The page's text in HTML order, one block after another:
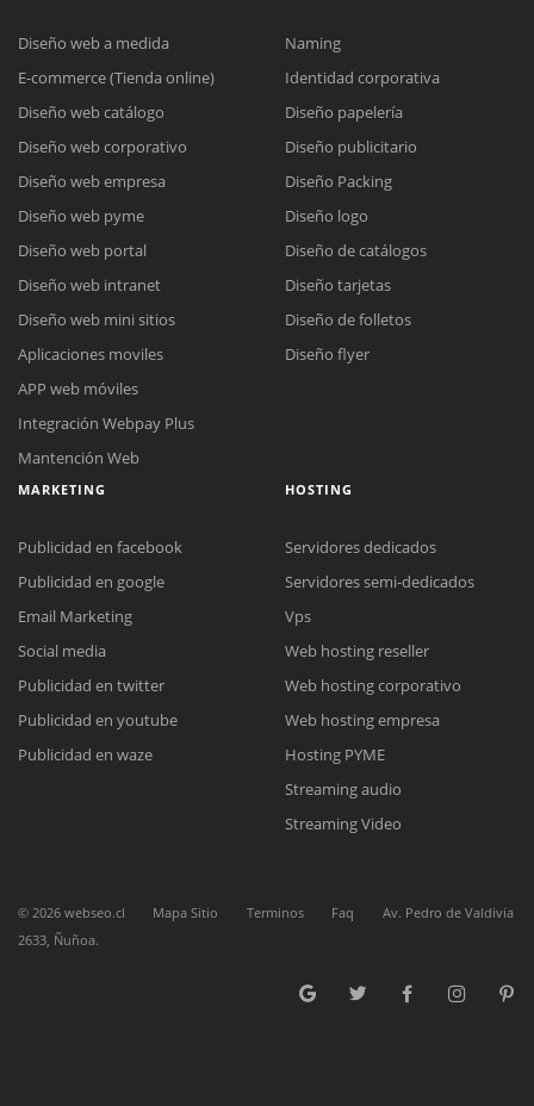
Reunión online
Nuestros ejecutivos le enviarán un correo electrónico con el enlace a
Meet para la reunión online.
Cotización
Complete el formulario y nos contactaremos a la brevedad.
Chat Online
para enviarnos un correo electrónico con sus datos personales.
Diseño web a medida
E-commerce (Tienda online)
Diseño web catálogo
Diseño web corporativo
Diseño web empresa
Diseño web pyme
Diseño web portal
Diseño web intranet
Diseño web mini sitios
Aplicaciones moviles
APP web móviles
Integración Webpay Plus
Mantención Web
Naming
Identidad corporativa
Diseño papelería
Diseño publicitario
Diseño Packing
Diseño logo
Diseño de catálogos
Diseño tarjetas
Diseño de folletos
Diseño flyer
MARKETING
Publicidad en facebook
Publicidad en google
Email Marketing
Social media
Publicidad en twitter
Publicidad en youtube
Publicidad en waze
HOSTING
Servidores dedicados
Servidores semi-dedicados
Vps
Web hosting reseller
Web hosting corporativo
Web hosting empresa
Hosting PYME
Streaming audio
Streaming Video
© 2026 webseo.cl Mapa Sitio Terminos Faq
Av. Pedro de Valdivia
2633, Ñuñoa.